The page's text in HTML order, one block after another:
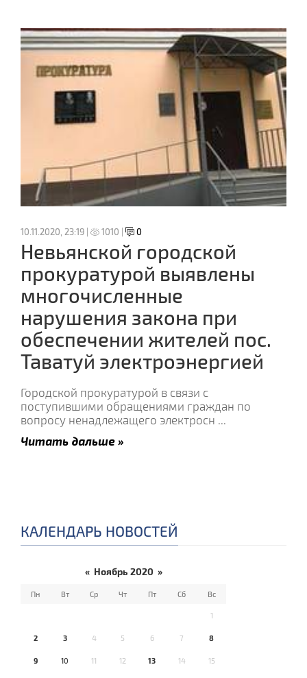
10.11.2020, 23:19 | 1010 | 0
Невьянской городской
прокуратурой выявлены
многочисленные
нарушения закона при
обеспечении жителей пос.
Таватуй электроэнергией
Городской прокуратурой в связи с
поступившими обращениями граждан по
вопросу ненадлежащего электросн ...
Читать дальше »
КАЛЕНДАРЬ НОВОСТЕЙ
« Ноябрь 2020 »
Пн Вт Ср Чт Пт Сб Вс
1
2 3 4 5 6 7 8
9 10 11 12 13 14 15